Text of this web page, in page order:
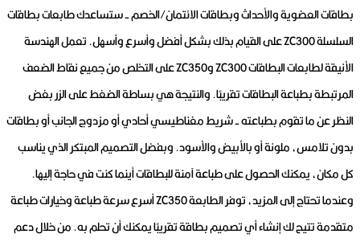
بطاقات العضوية والأحداث وبطاقات الائتمان/الخصم - ستساعدك طابعات بطاقات
السلسلة ZC300 على القيام بذلك بشكل أفضل وأسرع وأسهل.
تعمل الهندسة
الأنيقة لطابعات البطاقات ZC300 وZC350 على التخلص من جميع نقاط الضعف
المرتبطة بطباعة البطاقات تقريبًا.والنتيجة هي بساطة الضغط على الزر بغض
النظر عن ما تقوم بطباعته - شريط مغناطيسي أحادي أو مزدوج الجانب أو بطاقات
بدون تلامس، ملونة أو بالأبيض والأسود.وبفضل التصميم المبتكر الذي يناسب
كل مكان، يمكنك الحصول على طباعة آمنة للبطاقات أينما كنت في حاجة إليها.
وعندما تحتاج إلى المزيد، توفر الطابعة ZC350 أسرع سرعة طباعة وخيارات طباعة
متقدمة تتيح لك إنشاء أي تصميم بطاقة تقريبًا يمكنك أن تحلم به.من خلال دعم